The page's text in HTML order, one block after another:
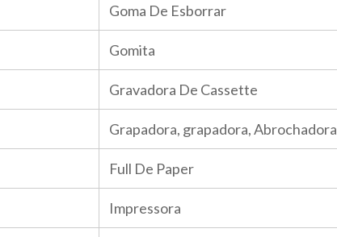
Goma De Esborrar
Gomita
Gravadora De Cassette
Grapadora, grapadora, Abrochadora
Full De Paper
Impressora